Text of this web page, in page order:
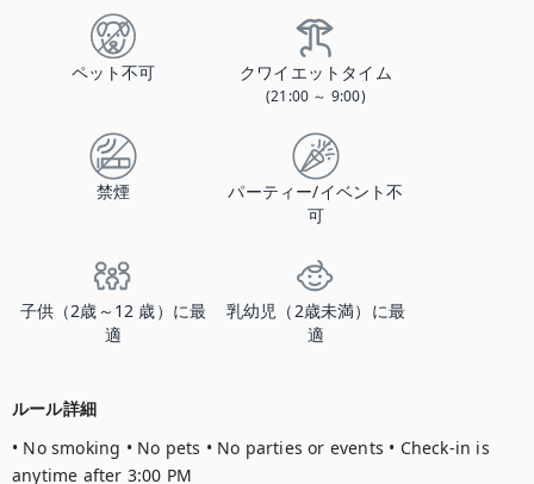
ペット不可 クワイエットタイム
(21:00 ～ 9:00)
禁煙
パーティー/イベント不
可
子供（2歳～12 歳）に最
適
乳幼児（2歳未満）に最
適
ルール詳細
• No smoking • No pets • No parties or events • Check-in is